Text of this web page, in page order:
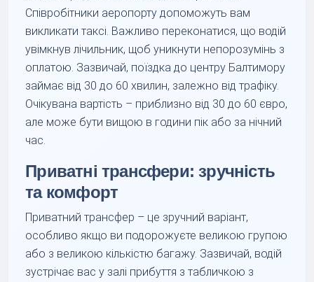
Співробітники аеропорту допоможуть вам
викликати таксі. Важливо переконатися, що водій
увімкнув лічильник, щоб уникнути непорозумінь з
оплатою. Зазвичай, поїздка до центру Балтимору
займає від 30 до 60 хвилин, залежно від трафіку.
Очікувана вартість – приблизно від 30 до 60 євро,
але може бути вищою в години пік або за нічний
час.
Приватні трансфери: зручність
та комфорт
Приватний трансфер – це зручний варіант,
особливо якщо ви подорожуєте великою групою
або з великою кількістю багажу. Зазвичай, водій
зустрічає вас у залі прибуття з табличкою з